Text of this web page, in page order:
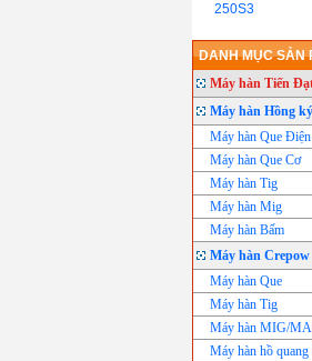
MIG 250S3
DANH MỤC SẢN
Máy hàn Tiến
Máy hàn Hồng ký
Máy hàn Que
Máy hàn Que Cơ
Máy hàn Tig
Máy hàn Mig
Máy hàn Bấm
Máy hàn Crepow
Máy hàn Que
Máy hàn Tig
Máy hàn MIG/
Máy hàn hồ quang